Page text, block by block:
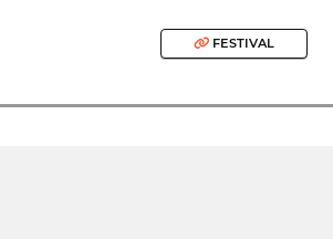
FESTIVAL